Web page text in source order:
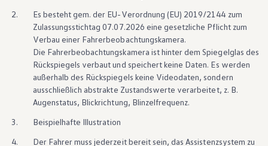
2.
Es besteht gem. der EU-Verordnung (EU) 2019/2144 zum
Zulassungsstichtag 07.07.2026 eine gesetzliche Pflicht zum
Verbau einer Fahrerbeobachtungskamera.
Die Fahrerbeobachtungskamera ist hinter dem Spiegelglas des
Rückspiegels verbaut und speichert keine Daten. Es werden
außerhalb des Rückspiegels keine Videodaten, sondern
ausschließlich abstrakte Zustandswerte verarbeitet, z. B.
Augenstatus, Blickrichtung, Blinzelfrequenz.
3.
Beispielhafte Illustration
4.
Der Fahrer muss jederzeit bereit sein, das Assistenzsystem zu